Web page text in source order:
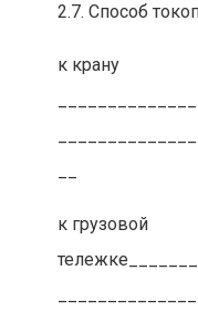
2.7. Способ
к крану
к грузовой